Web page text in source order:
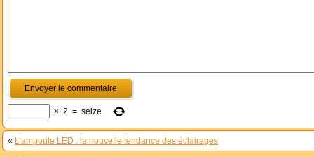
× 2 = seize
« L’ampoule LED : la nouvelle tendance des éclairages